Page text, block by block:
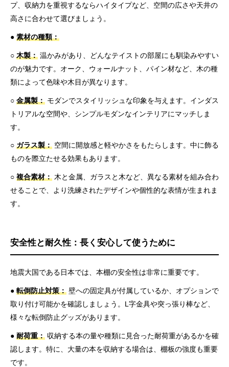
プ、収納力を重視するならハイタイプなど、空間の広さや天井の
高さに合わせて選びましょう。
● 素材の種類：
○ 木製： 温かみがあり、どんなテイストの部屋にも馴染みやすい
のが魅力です。オーク、ウォールナット、パイン材など、木の種
類によって色味や木目が異なります。
○ 金属製： モダンでスタイリッシュな印象を与えます。インダス
トリアルな空間や、シンプルモダンなインテリアにマッチしま
す。
○ ガラス製： 空間に開放感と軽やかさをもたらします。中に飾る
ものを際立たせる効果もあります。
○ 複合素材： 木と金属、ガラスと木など、異なる素材を組み合わ
せることで、より洗練されたデザインや個性的な表情が生まれま
す。
安全性と耐久性：長く安心して使うために
地震大国である日本では、本棚の安全性は非常に重要です。
● 転倒防止対策： 壁への固定具が付属しているか、オプションで
取り付け可能かを確認しましょう。L字金具や突っ張り棒など、
様々な転倒防止グッズがあります。
● 耐荷重： 収納する本の量や種類に見合った耐荷重があるかを確
認します。特に、大量の本を収納する場合は、棚板の強度も重要
です。